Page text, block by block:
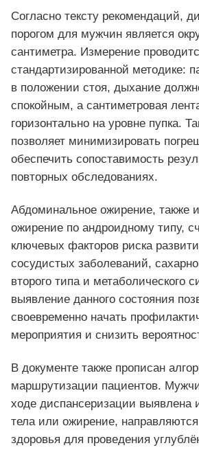
Согласно тексту рекомендаций,
порогом для мужчин является
сантиметра. Измерение
стандартизированной методике:
в положении стоя, дыхание
спокойным, а сантиметровая
горизонтально на уровне пупка.
позволяет минимизировать
обеспечить сопоставимость
повторных обследованиях.
Абдоминальное ожирение, также
ожирение по андроидному типу,
ключевых факторов риска
сосудистых заболеваний,
второго типа и метаболического
выявление данного состояния
своевременно начать
мероприятия и снизить
В документе также прописан
маршрутизации пациентов.
ходе диспансеризации выявлена
тела или ожирение,
здоровья для проведения